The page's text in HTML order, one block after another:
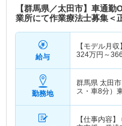
【群馬県／太田市】車通
業所にて作業療法士募集＜
給与
【モデル月収】
324万円～366
勤務地
群馬県 太田市
ス・車8分）
【仕事内容